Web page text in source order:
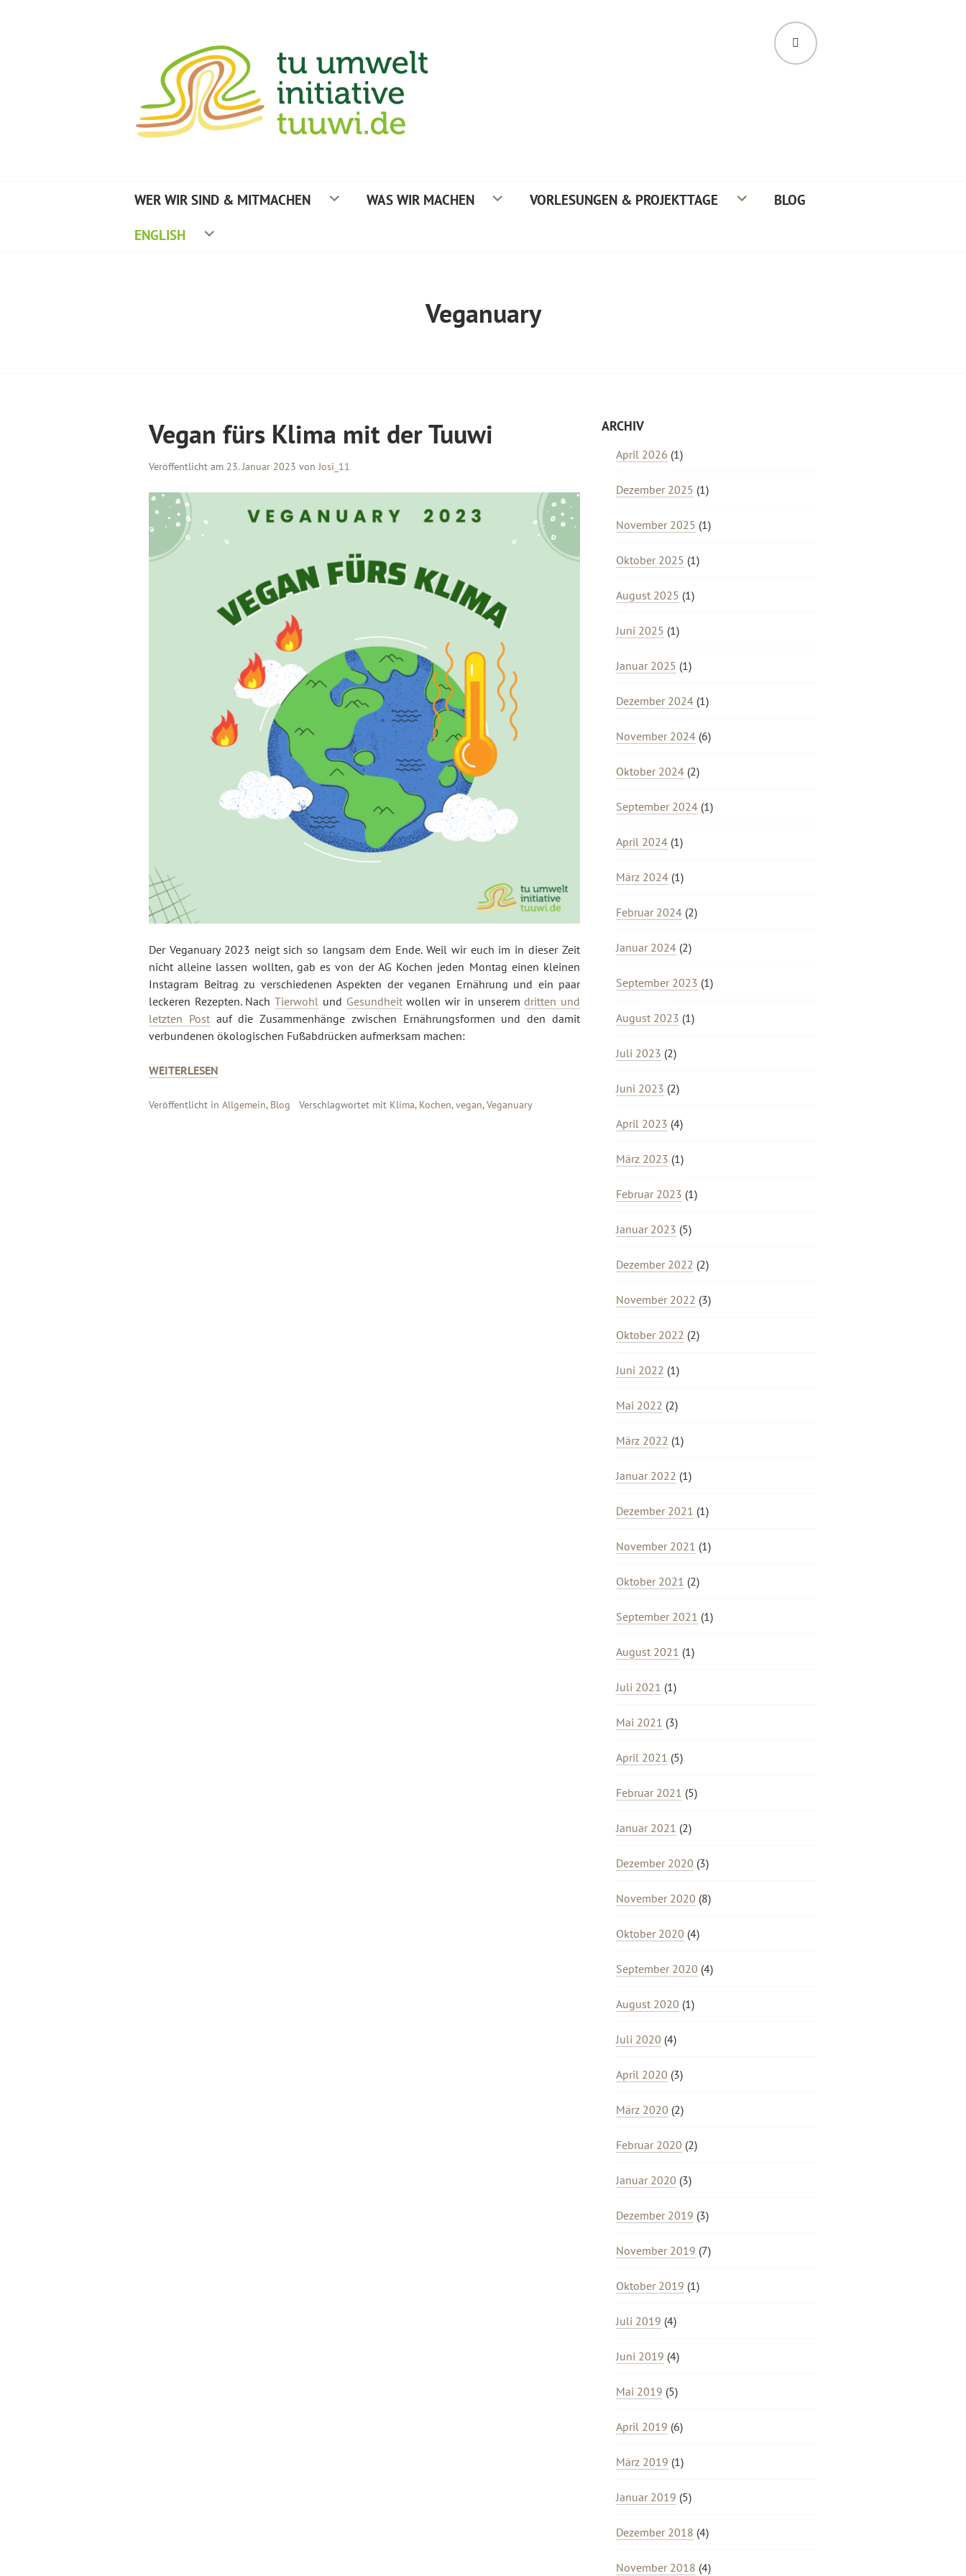
SUCHE
WER WIR SIND & MITMACHEN WAS WIR MACHEN VORLESUNGEN & PROJEKTTAGE
BLOG
ENGLISH
Veganuary
Vegan fürs Klima mit der Tuuwi
Veröffentlicht am 23. Januar 2023 vonJosi_11
Der Veganuary 2023 neigt sich so langsam dem Ende. Weil wir euch im in dieser Zeit
nicht alleine lassen wollten, gab es von der AG Kochen jeden Montag einen kleinen
Instagram Beitrag zu verschiedenen Aspekten der veganen Ernährung und ein paar
leckeren Rezepten. NachTierwohl und Gesundheitwollen wir in unseremdritten und
letzten Postauf die Zusammenhänge zwischen Ernährungsformen und den damit
verbundenen ökologischen Fußabdrücken aufmerksam machen:
WEITERLESEN
KLIMA
Veröffentlicht in Allgemein, Blog Verschlagwortet mit Klima, Kochen,vegan,Veganuary
ARCHIV
April 2026 (1)
Dezember 2025 (1)
November 2025 (1)
Oktober 2025 (1)
August 2025 (1)
Juni 2025 (1)
Januar 2025 (1)
Dezember 2024 (1)
November 2024 (6)
Oktober 2024 (2)
September 2024 (1)
April 2024 (1)
März 2024 (1)
Februar 2024 (2)
Januar 2024 (2)
September 2023 (1)
August 2023 (1)
Juli 2023 (2)
Juni 2023 (2)
April 2023 (4)
März 2023 (1)
Februar 2023 (1)
Januar 2023 (5)
Dezember 2022 (2)
November 2022 (3)
Oktober 2022 (2)
Juni 2022 (1)
Mai 2022 (2)
März 2022 (1)
Januar 2022 (1)
Dezember 2021 (1)
November 2021 (1)
Oktober 2021 (2)
September 2021 (1)
August 2021 (1)
Juli 2021 (1)
Mai 2021 (3)
April 2021 (5)
Februar 2021 (5)
Januar 2021 (2)
Dezember 2020 (3)
November 2020 (8)
Oktober 2020 (4)
September 2020 (4)
August 2020 (1)
Juli 2020 (4)
April 2020 (3)
März 2020 (2)
Februar 2020 (2)
Januar 2020 (3)
Dezember 2019 (3)
November 2019 (7)
Oktober 2019 (1)
Juli 2019 (4)
Juni 2019 (4)
Mai 2019 (5)
April 2019 (6)
März 2019 (1)
Januar 2019 (5)
Dezember 2018 (4)
November 2018 (4)